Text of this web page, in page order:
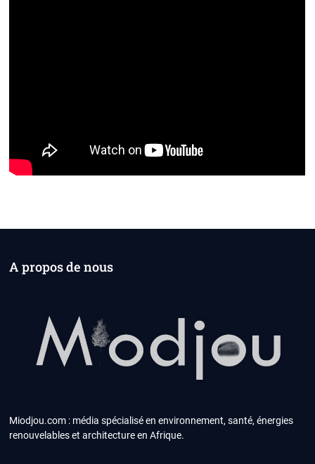
A propos de nous
Miodjou.com : média spécialisé en environnement, santé, énergies
renouvelables et architecture en Afrique.